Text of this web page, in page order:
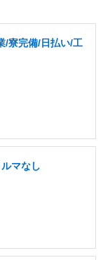
/寮完備/日払い/工
マなし